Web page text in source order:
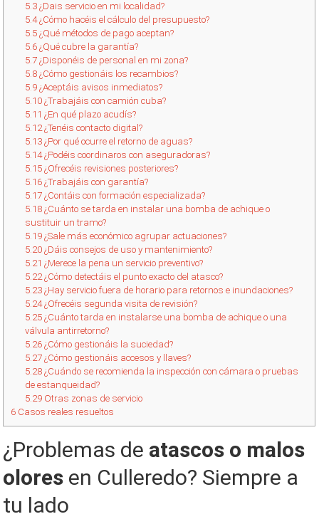
5.3 ¿Dais servicio en mi localidad?
5.4¿Cómo hacéis el cálculo del presupuesto?
5.5 ¿Qué métodos de pago aceptan?
5.6 ¿Qué cubre la garantía?
5.7 ¿Disponéis de personal en mi zona?
5.8 ¿Cómo gestionáis los recambios?
5.9 ¿Aceptáis avisos inmediatos?
5.10 ¿Trabajáis con camión cuba?
5.11 ¿En qué plazo acudís?
5.12¿Tenéis contacto digital?
5.13 ¿Por qué ocurre el retorno de aguas?
5.14¿Podéis coordinaros con aseguradoras?
5.15 ¿Ofrecéis revisiones posteriores?
5.16 ¿Trabajáis con garantía?
5.17 ¿Contáis con formación especializada?
5.18 ¿Cuánto se tarda en instalar una bomba de achique o
sustituir un tramo?
5.19 ¿Sale más económico agrupar actuaciones?
5.20 ¿Dáis consejos de uso y mantenimiento?
5.21 ¿Merece la pena un servicio preventivo?
5.22¿Cómo detectáis el punto exacto del atasco?
5.23 ¿Hay servicio fuera de horario para retornos e inundaciones?
5.24¿Ofrecéis segunda visita de revisión?
5.25 ¿Cuánto tarda en instalarse una bomba de achique o una
válvula antirretorno?
5.26 ¿Cómo gestionáis la suciedad?
5.27 ¿Cómo gestionáis accesos y llaves?
5.28 ¿Cuándo se recomienda la inspección con cámara o pruebas
de estanqueidad?
5.29 Otras zonas de servicio
6 Casos reales resueltos
¿Problemas de atascos o malos
olores en Culleredo? Siempre a
tu lado